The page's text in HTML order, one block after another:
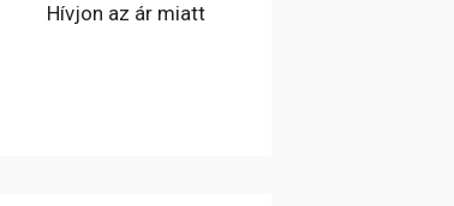
Hívjon az ár miatt